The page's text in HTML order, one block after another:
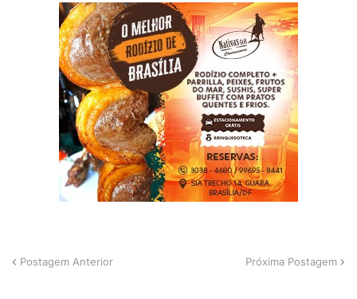
Postagem Anterior Próxima Postagem